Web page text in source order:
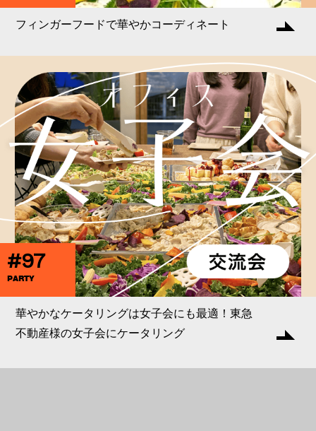
フィンガーフードで華やかコーディネート
#97
PARTY
華やかなケータリングは女子会にも最適！東急
不動産様の女子会にケータリング